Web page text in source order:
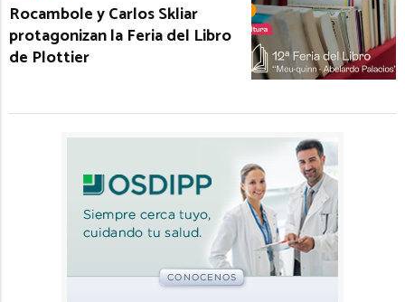
Rocambole y Carlos Skliar
protagonizan la Feria del Libro
de Plottier